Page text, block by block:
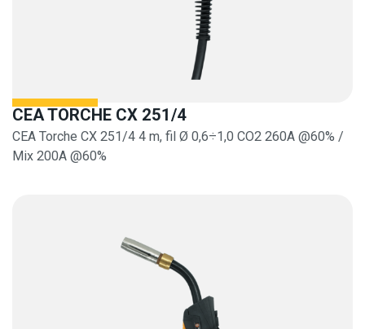
CEA TORCHE CX 251/4
CEA Torche CX 251/4 4 m, fil Ø 0,6÷1,0 CO2 260A @60% /
Mix 200A @60%